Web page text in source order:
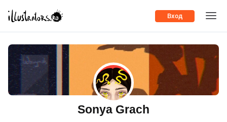
Вход
Sonya Grach